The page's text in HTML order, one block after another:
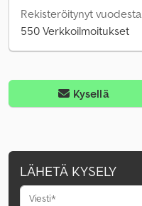
Rekisteröitynyt
550 Verkkoilmoitukset
Kysellä
LÄHETÄ KYSELY
Viesti*